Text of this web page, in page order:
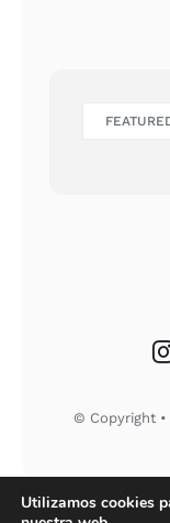
© Copyright •
Utilizamos cookies